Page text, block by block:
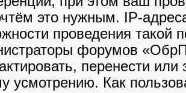
это нужным. IP-
проведения такой
форумов
перенести
усмотрению. Как